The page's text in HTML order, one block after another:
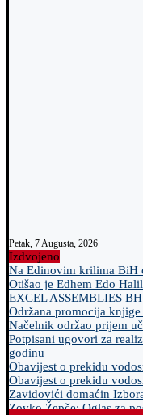
Petak, 7 Augusta, 2026
Izdvojeno
Na Edinovim krilima BiH
Otišao je Edhem Edo
EXCEL ASSEMBLIES
Održana promocija
Načelnik održao prijem
Potpisani ugovori za
godinu
Obavijest o prekidu
Obavijest o prekidu
Zavidovići domaćin
Zovko Žepče: Oglas za